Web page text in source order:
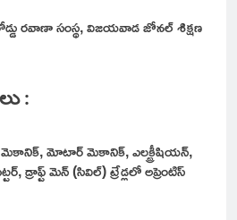
రవాణా సంస్థ, విజయవాడ జోనల్ శిక్షణ
:
మోటార్ మెకానిక్, ఎలక్ట్రీషియన్,
డ్రాఫ్ట్ మెన్ (సివిల్) ట్రేడ్లలో అప్రెంటిస్